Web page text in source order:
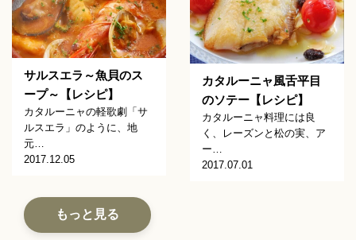
サルスエラ～魚貝のス
ープ～【レシピ】
カタルーニャの軽歌劇「サ
ルスエラ」のように、地
元…
2017.12.05
カタルーニャ風舌平目
のソテー【レシピ】
カタルーニャ料理には良
く、レーズンと松の実、ア
ー…
2017.07.01
もっと見る